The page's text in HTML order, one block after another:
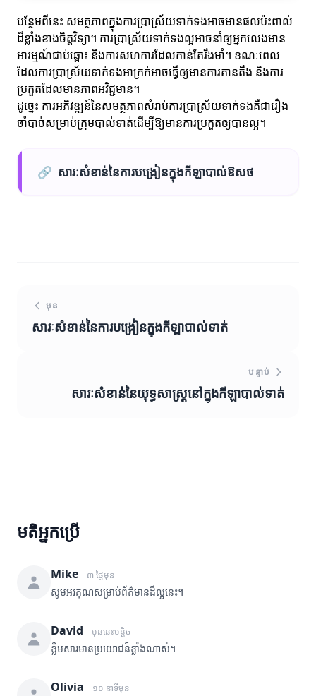
បន្ថែមពីនេះ សមត្ថភាពក្នុងការប្រាស្រ័យទាក់ទងអាចមានផលប៉ះពាល់
ដ៏ខ្លាំងខាងចិត្តវិទ្យា។ ការប្រាស្រ័យទាក់ទងល្អអាចនាំឲ្យអ្នកលេងមាន
អារម្មណ៍ជាប់ឆ្ពោះ និងការសហការដែលកាន់តែរឹងមាំ។ ខណៈពេល
ដែលការប្រាស្រ័យទាក់ទងអាក្រក់អាចធ្វើឲ្យមានការតានតឹង និងការ
ប្រកួតដែលមានភាពអវិជ្ជមាន។
ដូច្នេះ ការអភិវឌ្ឍន៍នៃសមត្ថភាពសំរាប់ការប្រាស្រ័យទាក់ទងគឺជារឿង
ចាំបាច់សម្រាប់ក្រុមបាល់ទាត់ដើម្បីឱ្យមានការប្រកួតឲ្យបានល្អ។
🔗 សារៈសំខាន់នៃការបង្រៀនក្នុងកីឡាបាល់ឱសថ
មុន
សារៈសំខាន់នៃការបង្រៀនក្នុងកីឡាបាល់ទាត់
បន្ទាប់
សារៈសំខាន់នៃយុទ្ធសាស្ត្រនៅក្នុងកីឡាបាល់ទាត់
មតិអ្នកប្រើ
Mike ៣ ថ្ងៃមុន
សូមអរគុណសម្រាប់ព័ត៌មានដ៏ល្អនេះ។
David មុននេះបន្តិច
ខ្លឹមសារមានប្រយោជន៍ខ្លាំងណាស់។
Olivia ១០ នាទីមុន